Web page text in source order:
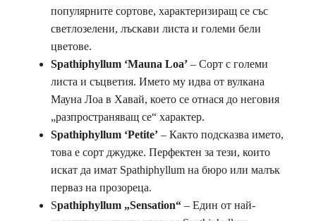
популярните сортове, характеризиращ се със
светлозелени, лъскави листа и големи бели
цветове.
Spathiphyllum ‘Mauna Loa’ – Сорт с големи
листа и съцветия. Името му идва от вулкана
Мауна Лоа в Хавай, което се отнася до неговия
„разпространяващ се“ характер.
Spathiphyllum ‘Petite’ – Както подсказва името,
това е сорт джудже. Перфектен за тези, които
искат да имат Spathiphyllum на бюро или малък
перваз на прозореца.
Spathiphyllum „Sensation“ – Един от най-